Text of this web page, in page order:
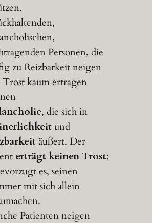
Personen, die
zu Reizbarkeit neigen
kaum ertragen
, die sich in
und
äußert. Der
erträgt keinen Trost;
es, seinen
mit sich allein
Patienten neigen